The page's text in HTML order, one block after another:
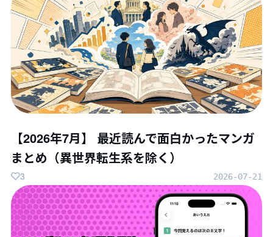
【2026年7月】 最近読んで面白かったマンガ
まとめ（異世界転生系を除く）
2026-07-21
3